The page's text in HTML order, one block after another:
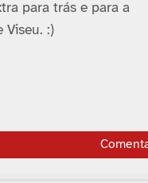
para trás e para a
Viseu. :)